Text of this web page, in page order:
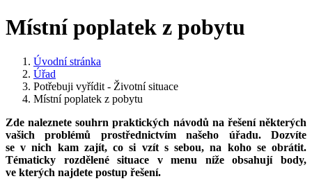
Místní poplatek z pobytu
Úvodní stránka
Úřad
Potřebuji vyřídit - Životní situace
Místní poplatek z pobytu
Zde naleznete souhrn praktických návodů na řešení některých
vašich problémů prostřednictvím našeho úřadu. Dozvíte
se v nich kam zajít, co si vzít s sebou, na koho se obrátit.
Tématicky rozdělené situace v menu níže obsahují body,
ve kterých najdete postup řešení.